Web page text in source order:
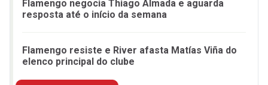
Flamengo negocia Thiago Almada e aguarda
resposta até o início da semana
Flamengo resiste e River afasta Matías Viña do
elenco principal do clube